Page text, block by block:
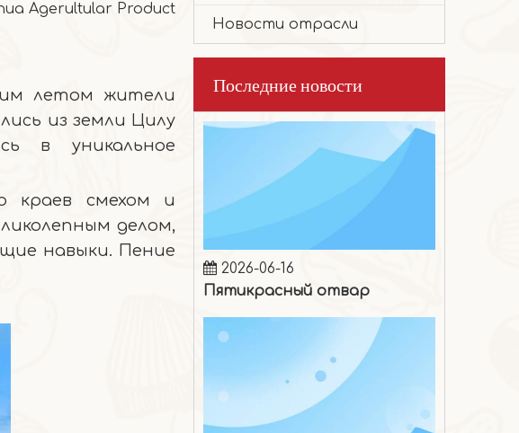
Agerultular Product
летом жители
из земли Цилу
в уникальное
краев смехом и
делом,
навыки. Пение
Новости отрасли
Последние новости